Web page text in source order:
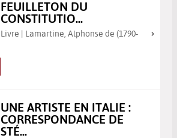
FEUILLETON DU
CONSTITUTIO...
Livre | Lamartine, Alphonse de (1790-
UNE ARTISTE EN ITALIE :
CORRESPONDANCE DE
STÉ...